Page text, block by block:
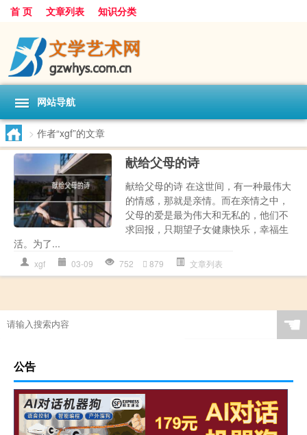
首 页 文章列表 知识分类
网站导航
> 作者“xgf”的文章
献给父母的诗
献给父母的诗 在这世间，有一种最伟大
的情感，那就是亲情。而在亲情之中，
父母的爱是最为伟大和无私的，他们不
求回报，只期望子女健康快乐，幸福生
活。为了...
xgf 03-09 752 879 文章列表
☚
公告